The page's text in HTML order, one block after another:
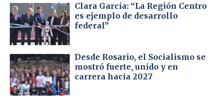
Clara García: “La Región Centro
es ejemplo de desarrollo
federal”
Desde Rosario, el Socialismo se
mostró fuerte, unido y en
carrera hacia 2027